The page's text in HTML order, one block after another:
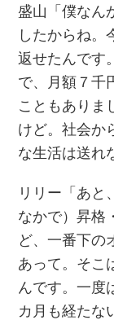
盛山「僕なん
したからね。
返せたんです
で、月額７千
こともありま
けど。社会か
な生活は送れ
リリー「あと
なかで）昇格
ど、一番下の
あって。そこ
んです。一度
カ月も経たな